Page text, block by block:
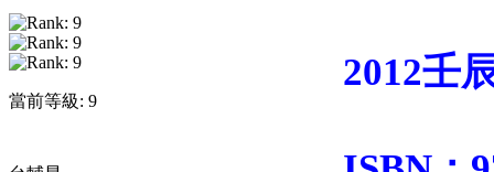
當前等級: 9
2012壬